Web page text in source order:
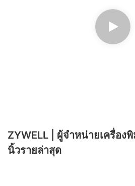
ZYWELL | ผู้จำหน่ายเครื่อ
นิ้วรายล่าสุด